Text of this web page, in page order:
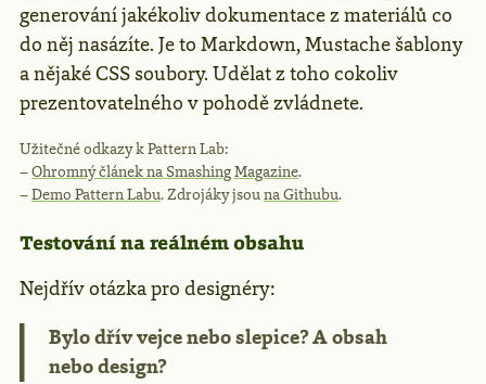
generování jakékoliv dokumentace z materiálů co
do něj nasázíte. Je to Markdown, Mustache šablony
a nějaké CSS soubory. Udělat z toho cokoliv
prezentovatelného v pohodě zvládnete.
Užitečné odkazy k Pattern Lab:
–Ohromný článek na Smashing Magazine.
–Demo Pattern Labu. Zdrojáky jsouna Githubu.
Testování na reálném obsahu
Nejdřív otázka pro designéry:
Bylo dřív vejce nebo slepice? A obsah
nebo design?